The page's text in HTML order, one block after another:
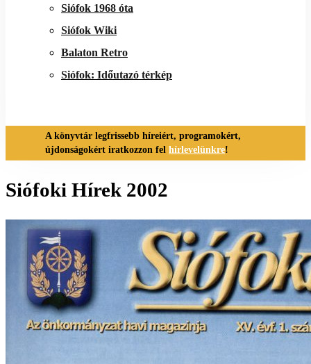
Siófok 1968 óta
Siófok Wiki
Balaton Retro
Siófok: Időutazó térkép
A könyvtár legfrissebb híreiért, programokért,
újdonságokért iratkozzon felhírlevelünkre!
Siófoki Hírek 2002